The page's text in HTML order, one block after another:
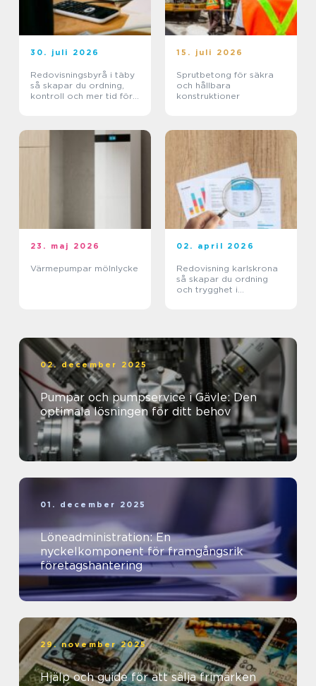
30. juli 2026
Redovisningsbyrå i täby
så skapar du ordning,
kontroll och mer tid för
15. juli 2026
Sprutbetong för säkra
och hållbara
konstruktioner
23. maj 2026
Värmepumpar mölnlycke
02. april 2026
Redovisning karlskrona
så skapar du ordning
och trygghet i
02. december 2025
Pumpar och pumpservice i Gävle: Den
optimala lösningen för ditt behov
01. december 2025
Löneadministration: En
nyckelkomponent för framgångsrik
företagshantering
29. november 2025
Hjälp och guide för att sälja frimärken